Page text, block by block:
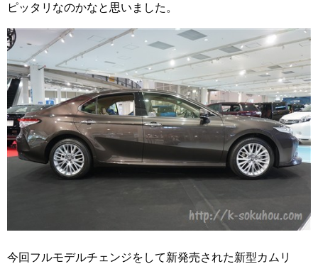
ピッタリなのかなと思いました。
今回フルモデルチェンジをして新発売された新型カムリ